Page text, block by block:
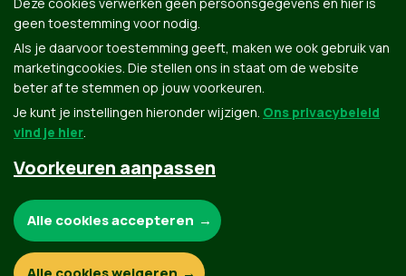
Groen.be
Contact Privacybeleid
geen toestemming voor nodig.
Als je daarvoor toestemming geeft, maken we ook gebruik van
marketingcookies. Die stellen ons in staat om de website
beter af te stemmen op jouw voorkeuren.
Je kunt je instellingen hieronder wijzigen. Ons privacybeleid
vind je hier.
Voorkeuren aanpassen
Functionele en analytische cookies:
Alle cookies accepteren